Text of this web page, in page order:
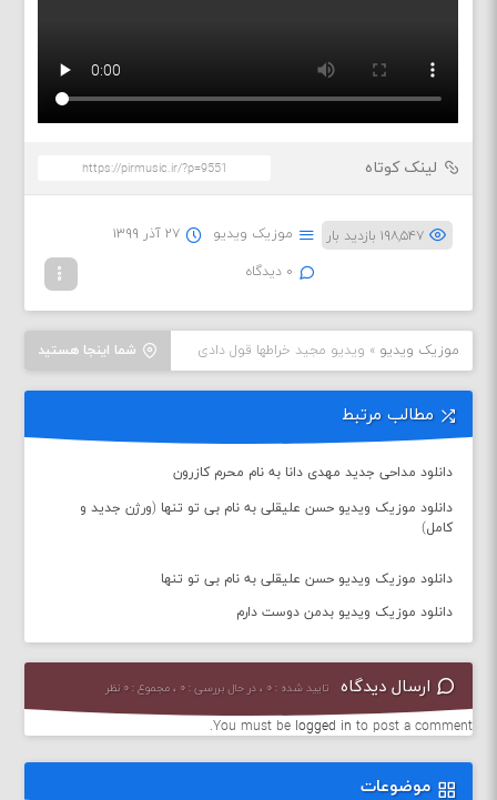
لینک کوتاه
۱۹۸,۵۴۷ بازدید بار موزیک ویدیو ۲۷ آذر ۱۳۹۹
۰ دیدگاه
شما اینجا هستید موزیک ویدیو » ویدیو مجید خراطها قول دادی
مطالب مرتبط
دانلود مداحی جدید مهدی دانا به نام محرم کازرون
دانلود موزیک ویدیو حسن علیقلی به نام بی تو تنها (ورژن جدید و
کامل)
دانلود موزیک ویدیو حسن علیقلی به نام بی تو تنها
دانلود موزیک ویدیو بدمن دوست دارم
ارسال دیدگاه تایید شده : ۰ ، در حال بررسی : ۰ ، مجموع : ۰ نظر
You must be logged in to post a comment.
موضوعات